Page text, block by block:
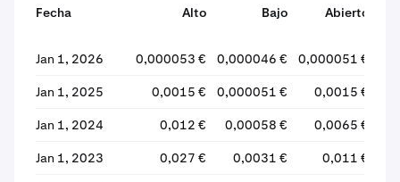
Fecha Alto Bajo Abierto
Jan 1, 2026 0,000053 € 0,000046 € 0,000051 €
Jan 1, 2025 0,0015 € 0,000051 € 0,0015 €
Jan 1, 2024 0,012 € 0,00058 € 0,0065 €
Jan 1, 2023 0,027 € 0,0031 € 0,011 €